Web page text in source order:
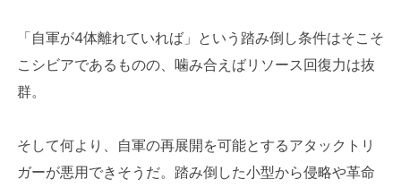
「自軍が4体離れていれば」という踏み倒し条件はそこそ
こシビアであるものの、噛み合えばリソース回復力は抜
群。
そして何より、自軍の再展開を可能とするアタックトリ
ガーが悪用できそうだ。踏み倒した小型から侵略や革命